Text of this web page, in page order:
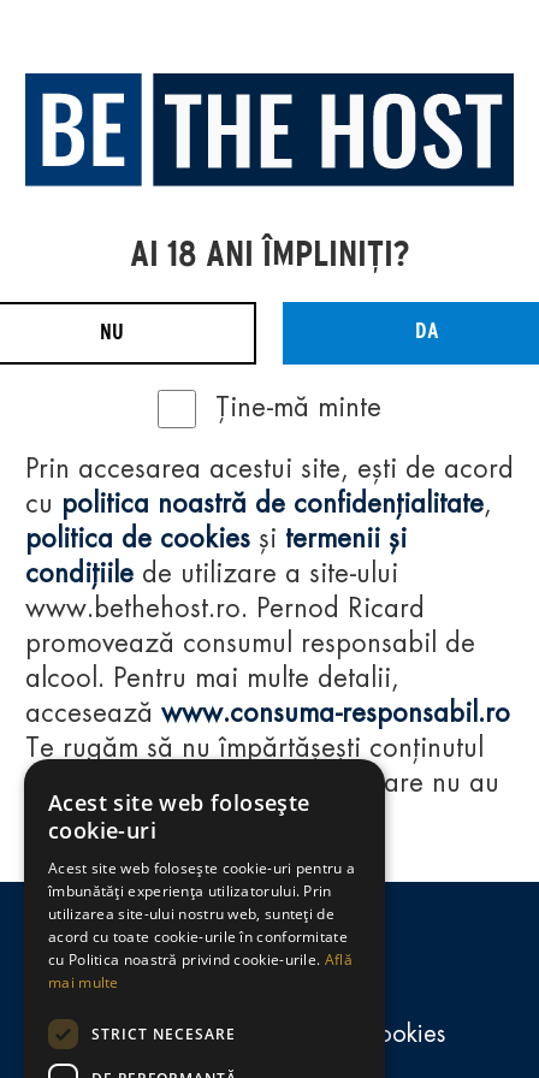
Regulamente
consumă-responsabil.ro
Politica de confidențialitate și cookies
AI 18 ANI ÎMPLINIȚI?
NU DA
Ține-mă minte
Prin accesarea acestui site, ești de acord
cu politica noastră de confidențialitate,
politica de cookies și termenii și
condițiile de utilizare a site-ului
www.bethehost.ro. Pernod Ricard
promovează consumul responsabil de
alcool. Pentru mai multe detalii,
accesează www.consuma-responsabil.ro
Te rugăm să nu împărtășești conținutul
acestui website cu persoane care nu au
împlinit vârsta de 18 ani.
Acest site web folosește
cookie-uri
Acest site web folosește cookie-uri pentru a
îmbunătăți experiența utilizatorului. Prin
utilizarea site-ului nostru web, sunteți de
acord cu toate cookie-urile în conformitate
cu Politica noastră privind cookie-urile. Află
mai multe
STRICT NECESARE